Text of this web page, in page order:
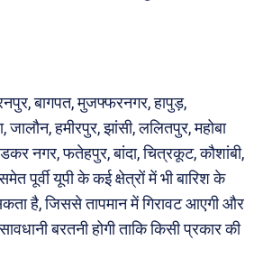
बागपत, मुजफ्फरनगर, हापुड़,
जालौन, हमीरपुर, झांसी, ललितपुर, महोबा
नगर, फतेहपुर, बांदा, चित्रकूट, कौशांबी,
पूर्वी यूपी के कई क्षेत्रों में भी बारिश के
है, जिससे तापमान में गिरावट आएगी और
बरतनी होगी ताकि किसी प्रकार की